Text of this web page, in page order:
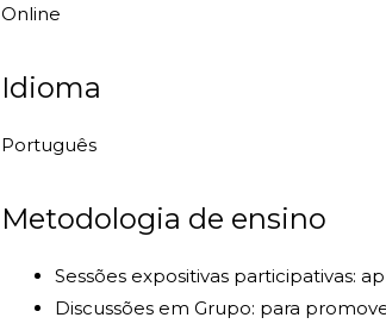
Online
Idioma
Português
Metodologia de ensino
Sessões expositivas participativas:
Discussões em Grupo: para